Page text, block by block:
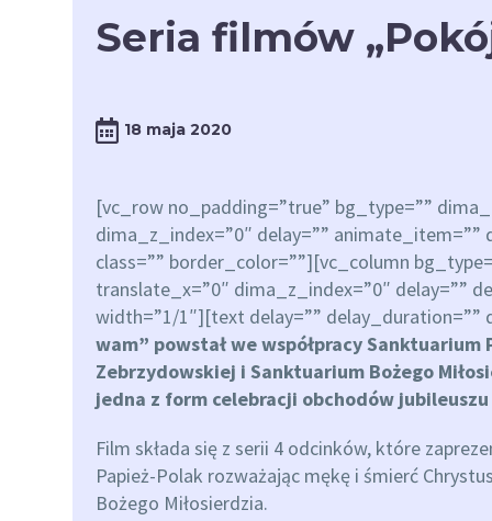
Seria filmów
18 maja 2020
[vc_row no_padding=”true” bg_type=””
dima_z_index=”0″ delay=””
class=”” border_color=””][vc_column
translate_x=”0″ dima_z_index=”0″ delay=””
width=”1/1″][text delay=”” delay_duration=””
wam” powstał we współpracy
Zebrzydowskiej i Sanktuarium Bożego
jedna z form celebracji obchodów
Film składa się z serii 4 odcinków, które
Papież-Polak rozważając mękę i śmierć
Bożego Miłosierdzia.